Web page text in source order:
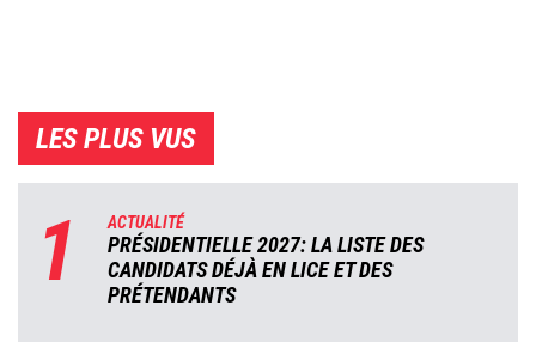
LES PLUS VUS
1 ACTUALITÉ
PRÉSIDENTIELLE 2027: LA LISTE DES
CANDIDATS DÉJÀ EN LICE ET DES
PRÉTENDANTS